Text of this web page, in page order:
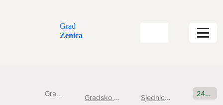
Grad
Zenica
Gradska uprava Gradsko Vijeće Grada Zenice Sjednice Gradskog vijeća 24. Sjednica Gradskog vijeća Zenica